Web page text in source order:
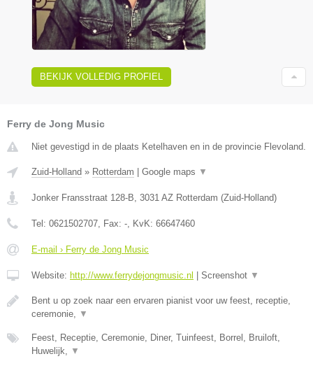
BEKIJK VOLLEDIG PROFIEL
Ferry de Jong Music
Niet gevestigd in de plaats Ketelhaven en in de provincie Flevoland.
Zuid-Holland » Rotterdam | Google maps ▼
Jonker Fransstraat 128-B 3031 AZ Rotterdam (Zuid-Holland)
Tel: 0621502707 , Fax: - , KvK: 66647460
E-mail › Ferry de Jong Music
Website: http://www.ferrydejongmusic.nl | Screenshot ▼
Bent u op zoek naar een ervaren pianist voor uw feest, receptie,
ceremonie,
▼
Feest, Receptie, Ceremonie, Diner, Tuinfeest, Borrel, Bruiloft,
Huwelijk,
▼